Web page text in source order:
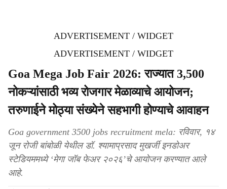
ADVERTISEMENT / WIDGET
ADVERTISEMENT / WIDGET
Goa Mega Job Fair 2026: राज्यात 3,500
नोकऱ्यांसाठी भव्य रोजगार मेळाव्याचे आयोजन;
तरुणाईने मोठ्या संख्येने सहभागी होण्याचे आवाहन
Goa government 3500 jobs recruitment mela: रविवार, १४
जून रोजी बांबोळी येथील डॉ. श्यामाप्रसाद मुखर्जी इनडोअर
स्टेडियममध्ये ‘मेगा जॉब फेअर २०२६’चे आयोजन करण्यात आले
आहे.